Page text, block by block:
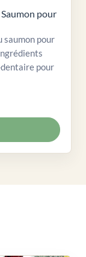
pour
saumon pour
pour